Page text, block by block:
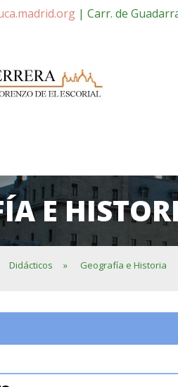
| Carr. de
E
Didácticos » Geografía e Historia